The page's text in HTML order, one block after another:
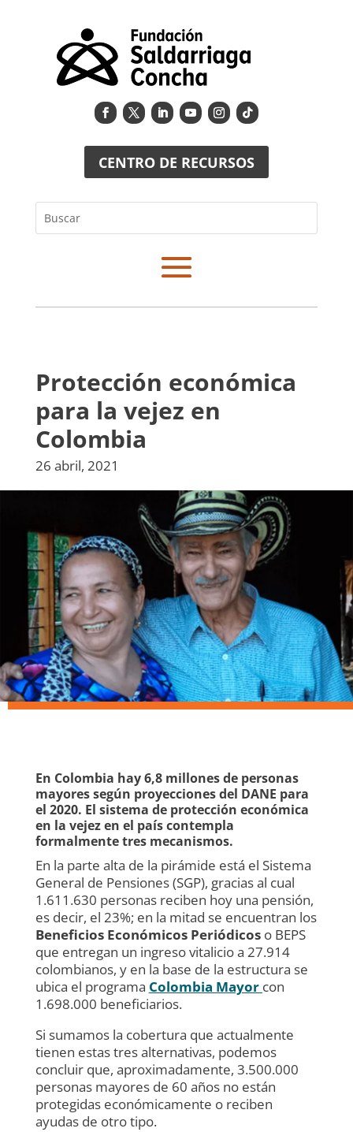
CENTRO DE RECURSOS
Buscar
Protección económica
para la vejez en
Colombia
26 abril, 2021
En Colombia hay 6,8 millones de personas
mayores según proyecciones del DANE para
el 2020. El sistema de protección económica
en la vejez en el país contempla
formalmente tres mecanismos.
En la parte alta de la pirámide está el Sistema
General de Pensiones (SGP), gracias al cual
1.611.630 personas reciben hoy una pensión,
es decir, el 23%; en la mitad se encuentran los
Beneficios Económicos Periódicoso BEPS
que entregan un ingreso vitalicio a 27.914
colombianos, y en la base de la estructura se
ubica el programa Colombia Mayor con
1.698.000 beneficiarios.
Si sumamos la cobertura que actualmente
tienen estas tres alternativas, podemos
concluir que, aproximadamente, 3.500.000
personas mayores de 60 años no están
protegidas económicamente o reciben
ayudas de otro tipo.